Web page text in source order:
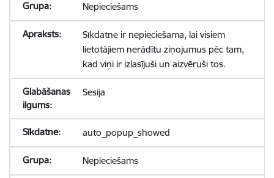
Nepieciešams
Sīkdatne ir nepieciešama, lai visiem
lietotājiem nerādītu ziņojumus pēc tam,
kad viņi ir izlasījuši un aizvēruši tos.
Sesija
auto_popup_showed
Nepieciešams